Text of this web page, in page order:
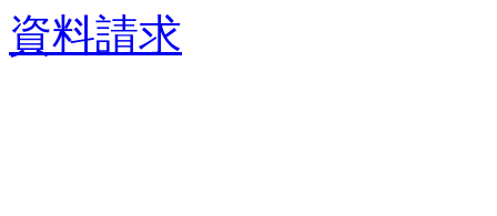
資料請求